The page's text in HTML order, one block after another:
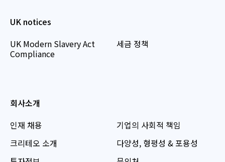
UK notices
UK Modern Slavery Act
Compliance
세금 정책
회사소개
인재 채용
크리테오 소개
기업의 사회적 책임
다양성, 형평성 & 포용성